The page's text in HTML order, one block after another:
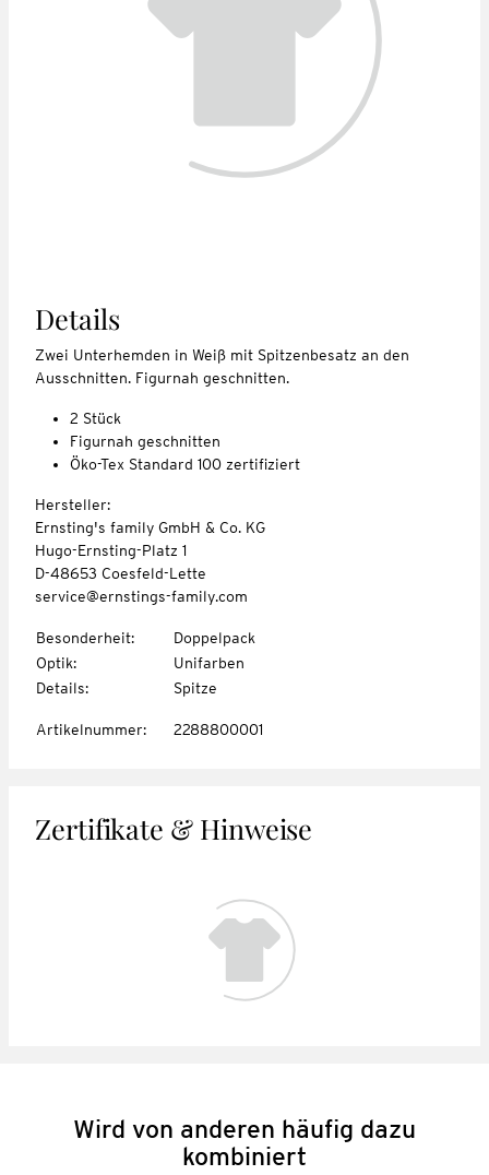
Details
Zwei Unterhemden in Weiß mit Spitzenbesatz an den
Ausschnitten. Figurnah geschnitten.
2 Stück
Figurnah geschnitten
Öko-Tex Standard 100 zertifiziert
Hersteller:
Ernsting's family GmbH & Co. KG
Hugo-Ernsting-Platz 1
D-48653 Coesfeld-Lette
service@ernstings-family.com
Besonderheit:
Doppelpack
Optik:
Unifarben
Details: Spitze
Artikelnummer: 2288800001
Zertifikate & Hinweise
Wird von anderen häufig dazu
kombiniert